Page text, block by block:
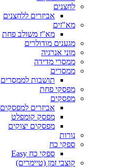
לחצנים
אביזרים ללחצנים
מא"זים
מא"ז משולב פחת
מגענים מודולרים
מוני אנרגיה
ממסרי מדידה
ממסרים
תושבות לממסרים
מפסקי פחת
מפסקים
אביזרים למפסקים
מפסק קומפלט
מפסקים יצוקים
נורות
ספקי כח
ספקי כח Easy
קוצבי זמן (טיימרים)